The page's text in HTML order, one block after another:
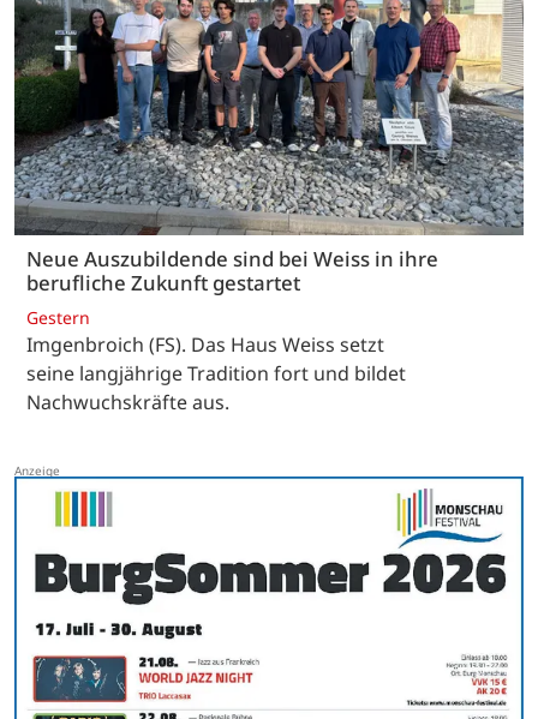
Neue Auszubildende sind bei Weiss in ihre
berufliche Zukunft gestartet
Gestern
Imgenbroich (FS). Das Haus Weiss setzt
seine langjährige Tradition fort und bildet
Nachwuchskräfte aus.